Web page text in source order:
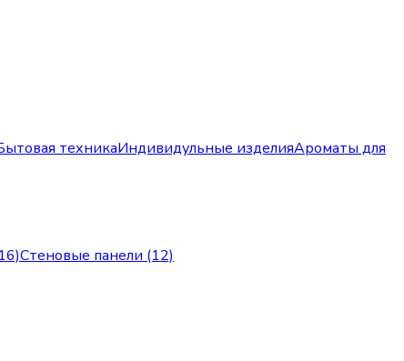
техникаИндивидульные изделияАроматы для
Стеновые панели (12)